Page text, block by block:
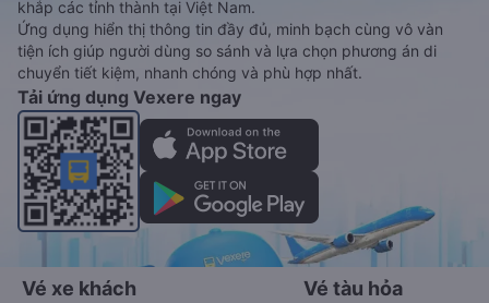
khắp các tỉnh thành tại Việt Nam.
Ứng dụng hiển thị thông tin đầy đủ, minh bạch cùng vô vàn
tiện ích giúp người dùng so sánh và lựa chọn phương án di
chuyển tiết kiệm, nhanh chóng và phù hợp nhất.
Tải ứng dụng Vexere ngay
Vé xe khách Vé tàu hỏa